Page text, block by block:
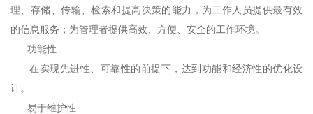
理、存储、传输、检索和提高决策的能力，为工作人员提供最有效
的信息服务；为管理者提供高效、方便、安全的工作环境。
功能性
在实现先进性、可靠性的前提下，达到功能和经济性的优化设
计。
易于维护性